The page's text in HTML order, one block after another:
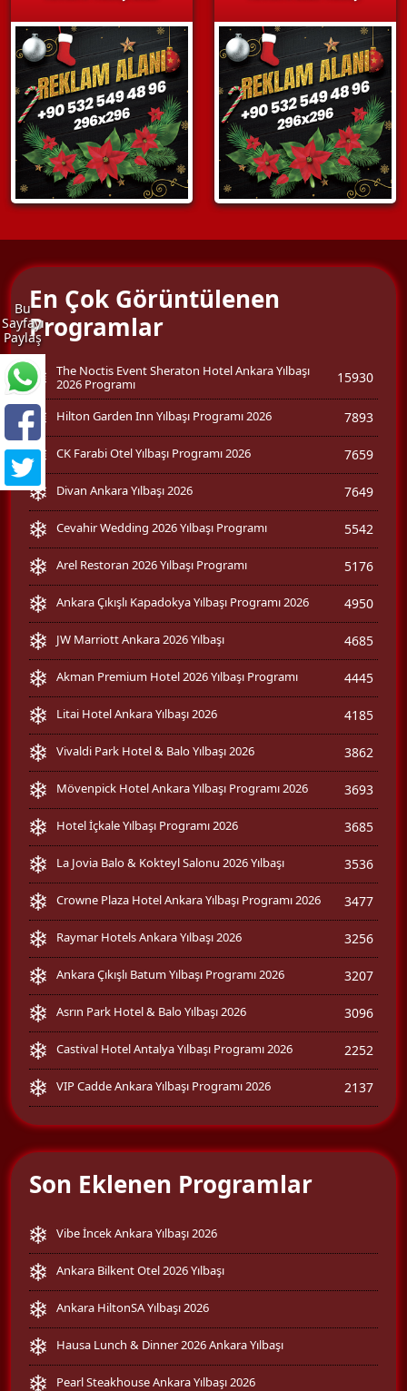
Bu
Sayfayı
Paylaş
En Çok Görüntülenen
Programlar
The Noctis Event Sheraton Hotel Ankara Yılbaşı
2026 Programı
15930
Hilton Garden Inn Yılbaşı Programı 2026 7893
CK Farabi Otel Yılbaşı Programı 2026 7659
Divan Ankara Yılbaşı 2026 7649
Cevahir Wedding 2026 Yılbaşı Programı 5542
Arel Restoran 2026 Yılbaşı Programı 5176
Ankara Çıkışlı Kapadokya Yılbaşı Programı 2026 4950
JW Marriott Ankara 2026 Yılbaşı 4685
Akman Premium Hotel 2026 Yılbaşı Programı 4445
Litai Hotel Ankara Yılbaşı 2026 4185
Vivaldi Park Hotel & Balo Yılbaşı 2026 3862
Mövenpick Hotel Ankara Yılbaşı Programı 2026 3693
Hotel İçkale Yılbaşı Programı 2026 3685
La Jovia Balo & Kokteyl Salonu 2026 Yılbaşı 3536
Crowne Plaza Hotel Ankara Yılbaşı Programı 2026 3477
Raymar Hotels Ankara Yılbaşı 2026 3256
Ankara Çıkışlı Batum Yılbaşı Programı 2026 3207
Asrın Park Hotel & Balo Yılbaşı 2026 3096
Castival Hotel Antalya Yılbaşı Programı 2026 2252
VIP Cadde Ankara Yılbaşı Programı 2026 2137
Son Eklenen Programlar
Vibe İncek Ankara Yılbaşı 2026
Ankara Bilkent Otel 2026 Yılbaşı
Ankara HiltonSA Yılbaşı 2026
Hausa Lunch & Dinner 2026 Ankara Yılbaşı
Pearl Steakhouse Ankara Yılbaşı 2026